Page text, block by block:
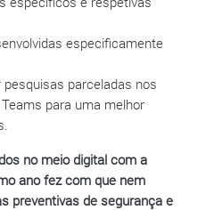
especificamente
pesquisas parceladas nos
para uma melhor
no meio digital com a
ano fez com que nem
preventivas de segurança e